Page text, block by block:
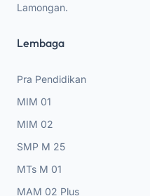
Lamongan.
Lembaga
Pra Pendidikan
MIM 01
MIM 02
SMP M 25
MTs M 01
MAM 02 Plus